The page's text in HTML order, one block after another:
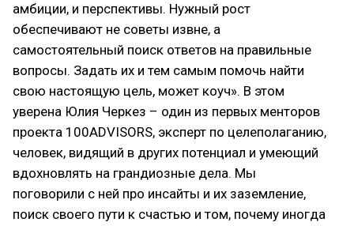
амбиции, и перспективы. Нужный рост
обеспечивают не советы извне, а
самостоятельный поиск ответов на правильные
вопросы. Задать их и тем самым помочь найти
свою настоящую цель, может коуч». В этом
уверена Юлия Черкез – один из первых менторов
проекта 100ADVISORS, эксперт по целеполаганию,
человек, видящий в других потенциал и умеющий
вдохновлять на грандиозные дела. Мы
поговорили с ней про инсайты и их заземление,
поиск своего пути к счастью и том, почему иногда